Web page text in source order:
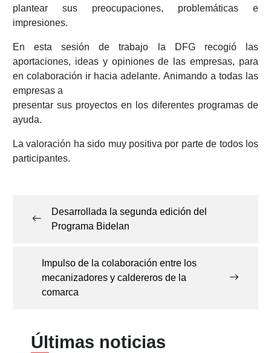
plantear sus preocupaciones, problemáticas e
impresiones.
En esta sesión de trabajo la DFG recogió las
aportaciones, ideas y opiniones de las empresas, para
en colaboración ir hacia adelante. Animando a todas las
empresas a
presentar sus proyectos en los diferentes programas de
ayuda.
La valoración ha sido muy positiva por parte de todos los
participantes.
entradas
Desarrollada la segunda edición del
Programa Bidelan
Impulso de la colaboración entre los
mecanizadores y caldereros de la
comarca
Últimas noticias